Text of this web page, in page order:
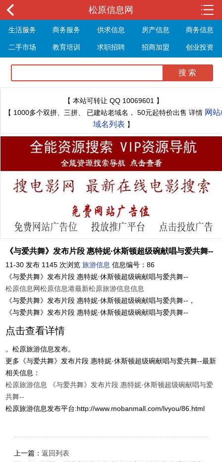
松原信息网
生活服务 商务服务 供求信息 房产信息 商务信息
二手市场 教育培训 求职招聘 招商加盟 创业投资
展会信息 旅游信息 休闲娱乐 体育健身 最新资讯
最新推文
【 本站可转让 QQ 10069601 】
【 1000多个双拼、三拼、 已建站老域名， 50元起特价出售 详情 网站/
域名列表 】
《与爱共舞》发布片段 惠特妮·休斯顿超级碗献唱与爱共舞--
11-30 发布 1145 次浏览 旅游信息 信息编号：86
《与爱共舞》发布片段 惠特妮·休斯顿超级碗献唱与爱共舞--
松原信息网松原信息港最新松原旅游信息信息
《与爱共舞》发布片段 惠特妮·休斯顿超级碗献唱与爱共舞--，
《与爱共舞》发布片段 惠特妮·休斯顿超级碗献唱与爱共舞--
点击查看详情
。松原旅游信息发布。
更多《与爱共舞》发布片段 惠特妮·休斯顿超级碗献唱与爱共舞--最新
相关信息：
松原旅游信息
《与爱共舞》发布片段 惠特妮·休斯顿超级碗献唱与爱
共舞--
松原旅游信息发布平台:http://www.mobanmall.com/lvyou/86.html
上一篇：返回列表